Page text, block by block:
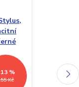
Kč
%